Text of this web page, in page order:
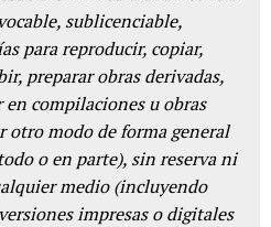
sublicenciable,
para reproducir, copiar,
preparar obras derivadas,
compilaciones u obras
otro modo de forma general
o en parte), sin reserva ni
medio (incluyendo
impresas o digitales